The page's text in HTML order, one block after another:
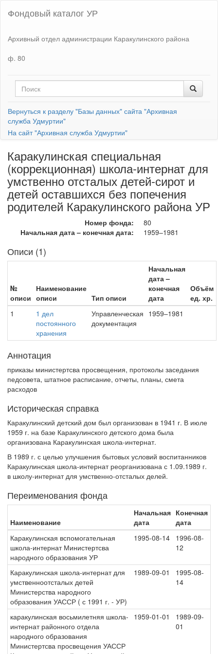
Фондовый каталог УР
Архивный отдел администрации Каракулинского района
ф. 80
Вернуться к разделу "Базы данных" сайта "Архивная
служба Удмуртии"
На сайт "Архивная служба Удмуртии"
Каракулинская специальная
(коррекционная) школа-интернат для
умственно отсталых детей-сирот и
детей оставшихся без попечения
родителей Каракулинского района УР
Номер фонда:
80
Начальная дата – конечная дата:
1959–1981
Описи (1)
№
описи
Наименование
описи
Тип описи
Начальная
дата –
конечная
дата
Объём
ед. хр.
1
1 дел
постоянного
хранения
Управленческая
документация
1959–1981
Аннотация
приказы министертсва просвещения, протоколы заседания
педсовета, штатное расписание, отчеты, планы, смета
расходов
Историческая справка
Каракулинский детский дом был организован в 1941 г. В июле
1959 г. на базе Каракулинского детского дома была
организована Каракулинская школа-интернат.
В 1989 г. с целью улучшения бытовых условий воспитанников
Каракулинская школа-интернат реорганизована с 1.09.1989 г.
в школу-интернат для умственно-отсталых делей.
Переименования фонда
Наименование
Начальная
дата
Конечная
дата
Каракулинская вспомогательная
школа-интернат Министертсва
народного образования УР
1995-08-14
1996-08-
12
Каракулинская школа-интернат для
умственноотсталых детей
Министерства народного
образования УАССР ( с 1991 г. - УР)
1989-09-01
1995-08-
14
каракулинская восьмилетняя школа-
интернат районного отдела
народного образования
Министертсва просвещения УАССР
1959-01-01
1989-09-
01